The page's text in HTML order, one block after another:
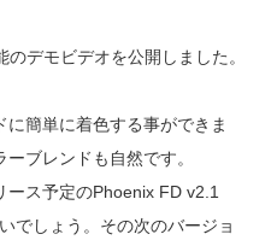
デモビデオを公開しました。
簡単に着色する事ができま
ブレンドも自然です。
ース予定のPhoenix FD v2.1
でしょう。その次のバージョ